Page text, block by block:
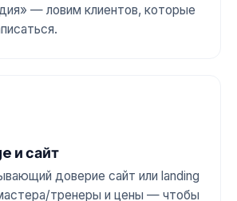
— ловим клиентов, которые
и сайт
доверие сайт или landing
тренеры и цены — чтобы